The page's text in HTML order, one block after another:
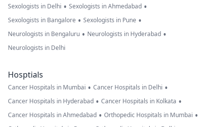
Sexologists in Delhi • Sexologists in Ahmedabad •
Sexologists in Bangalore • Sexologists in Pune •
Neurologists in Bengaluru • Neurologists in Hyderabad •
Neurologists in Delhi
Hosptials
Cancer Hospitals in Mumbai • Cancer Hospitals in Delhi •
Cancer Hospitals in Hyderabad • Cancer Hospitals in Kolkata •
Cancer Hospitals in Ahmedabad • Orthopedic Hospitals in Mumbai •